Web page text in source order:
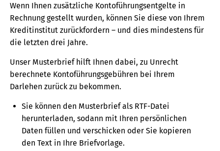
Wenn Ihnen zusätzliche Kontoführungsentgelte in
Rechnung gestellt wurden, können Sie diese von Ihrem
Kreditinstitut zurückfordern – und dies mindestens für
die letzten drei Jahre.
Unser Musterbrief hilft Ihnen dabei, zu Unrecht
berechnete Kontoführungsgebühren bei Ihrem
Darlehen zurück zu bekommen.
Sie können den Musterbrief als RTF-Datei
herunterladen, sodann mit Ihren persönlichen
Daten füllen und verschicken oder Sie kopieren
den Text in Ihre Briefvorlage.